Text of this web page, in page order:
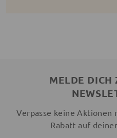
MELDE DICH
Verpasse keine Aktionen
Rabatt auf